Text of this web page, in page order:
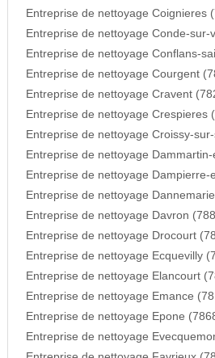
Entreprise de nettoyage Coignieres
Entreprise de nettoyage Conde-sur-
Entreprise de nettoyage Conflans-
Entreprise de nettoyage Courgent
Entreprise de nettoyage Cravent
Entreprise de nettoyage Crespieres
Entreprise de nettoyage Croissy-
Entreprise de nettoyage
Entreprise de nettoyage Dampierre-
Entreprise de nettoyage
Entreprise de nettoyage Davron
Entreprise de nettoyage Drocourt
Entreprise de nettoyage Ecquevilly
Entreprise de nettoyage Elancourt
Entreprise de nettoyage Emance
Entreprise de nettoyage Epone
Entreprise de nettoyage